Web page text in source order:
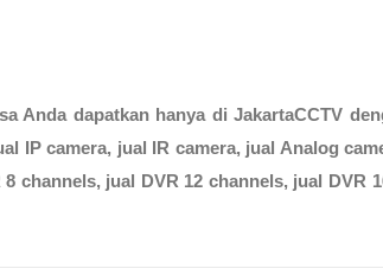
Anda dapatkan hanya diJakartaCCTV
IP camera, jual IR camera, jual Analog
8 channels,jual DVR 12 channels, jual DVR